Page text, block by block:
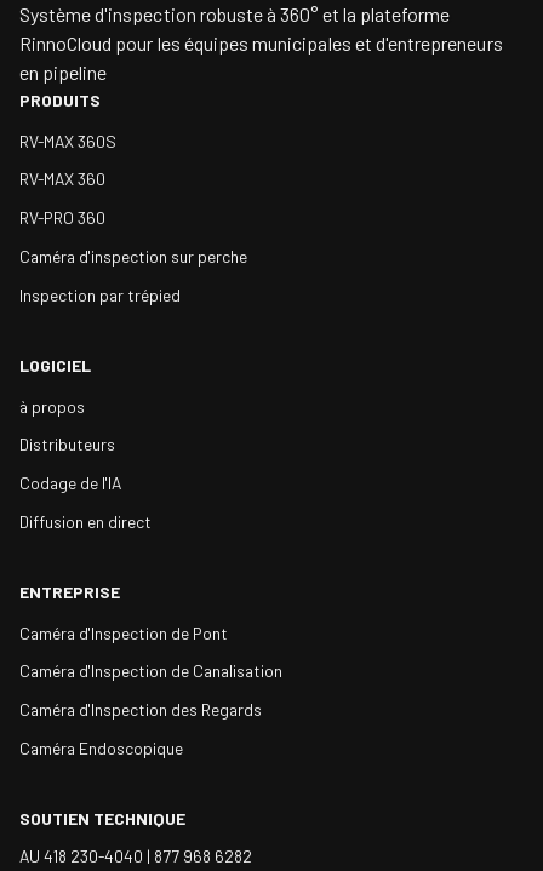
Système d'inspection robuste à 360° et la plateforme
RinnoCloud pour les équipes municipales et d'entrepreneurs
en pipeline
PRODUITS
RV-MAX 360S
RV-MAX 360
RV-PRO 360
Caméra d'inspection sur perche
Inspection par trépied
LOGICIEL
à propos
Distributeurs
Codage de l'IA
Diffusion en direct
ENTREPRISE
Caméra d'Inspection de Pont
Caméra d'Inspection de Canalisation
Caméra d'Inspection des Regards
Caméra Endoscopique
SOUTIEN TECHNIQUE
AU 418 230-4040 | 877 968 6282